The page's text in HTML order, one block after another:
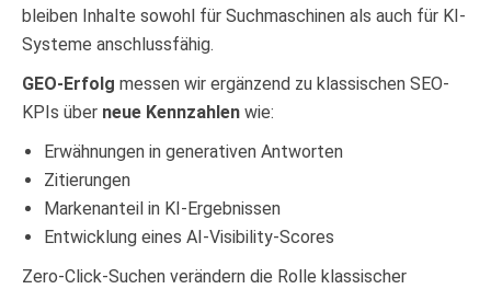
bleiben Inhalte sowohl für Suchmaschinen als auch für KI-
Systeme anschlussfähig.
GEO-Erfolg messen wir ergänzend zu klassischen SEO-
KPIs über neue Kennzahlen wie:
Erwähnungen in generativen Antworten
Zitierungen
Markenanteil in KI-Ergebnissen
Entwicklung eines AI-Visibility-Scores
Zero-Click-Suchen verändern die Rolle klassischer